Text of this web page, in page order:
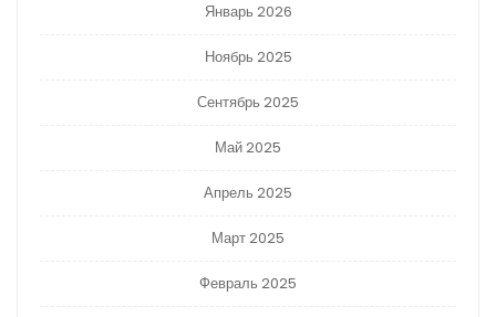
Январь 2026
Ноябрь 2025
Сентябрь 2025
Май 2025
Апрель 2025
Март 2025
Февраль 2025